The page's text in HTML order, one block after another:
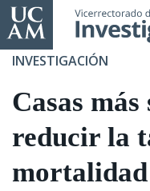
Pasar
al
contenido
INVESTIGACIÓN
Casas
reducir la